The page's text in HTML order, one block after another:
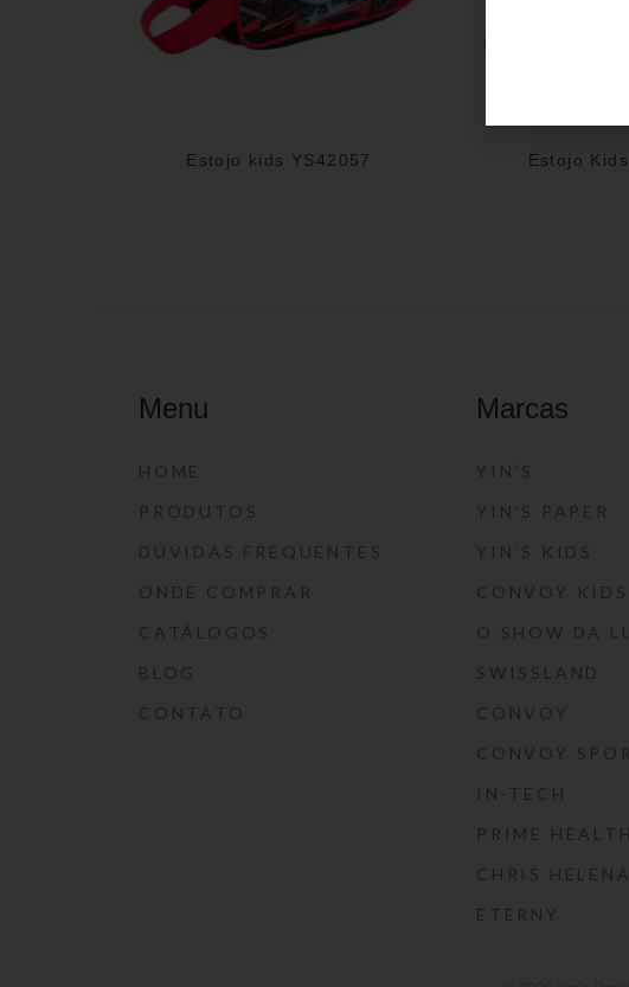
Estojo kids YS42057 Estojo
Menu
HOME
PRODUTOS
DÚVIDAS FREQUENTES
ONDE COMPRAR
CATÁLOGOS
BLOG
CONTATO
Marcas
YIN’S
YIN’S PAPER
YIN’S KIDS
CONVOY KIDS
O SHOW DA
SWISSLAND
CONVOY
CONVOY
IN-TECH
PRIME HEALTH
CHRIS HELENA
ETERNY